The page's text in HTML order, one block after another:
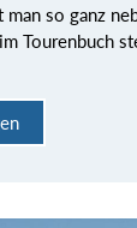
man so ganz
Tourenbuch